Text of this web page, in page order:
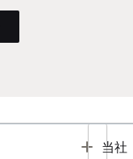
Toggle
当社